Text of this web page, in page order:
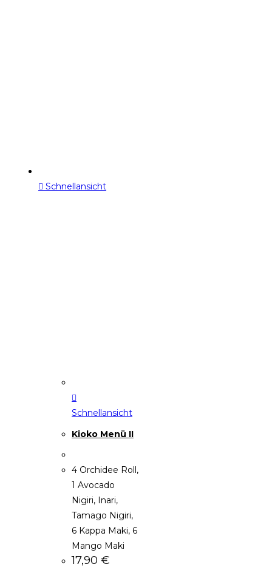
Schnellansicht
Schnellansicht
Kioko Menü II
4 Orchidee Roll,
1 Avocado
Nigiri, Inari,
Tamago Nigiri,
6 Kappa Maki, 6
Mango Maki
17,90 €